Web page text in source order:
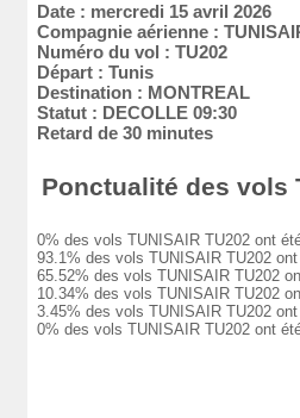
Date : mercredi 15 avril 2026
Compagnie aérienne :
Numéro du vol : TU202
Départ : Tunis
Destination : MONTREAL
Statut : DECOLLE 09:30
Retard de 30 minutes
Ponctualité des vols
0% des vols TUNISAIR TU202 ont
93.1% des vols TUNISAIR TU202
65.52% des vols TUNISAIR TU202
10.34% des vols TUNISAIR TU202
3.45% des vols TUNISAIR TU202
0% des vols TUNISAIR TU202 ont